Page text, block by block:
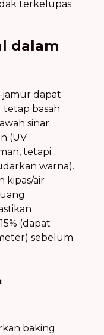
terkelupas
dalam
dapat
basah
sinar
(UV
tetapi
warna).
kipas/air
(dapat
sebelum
baking